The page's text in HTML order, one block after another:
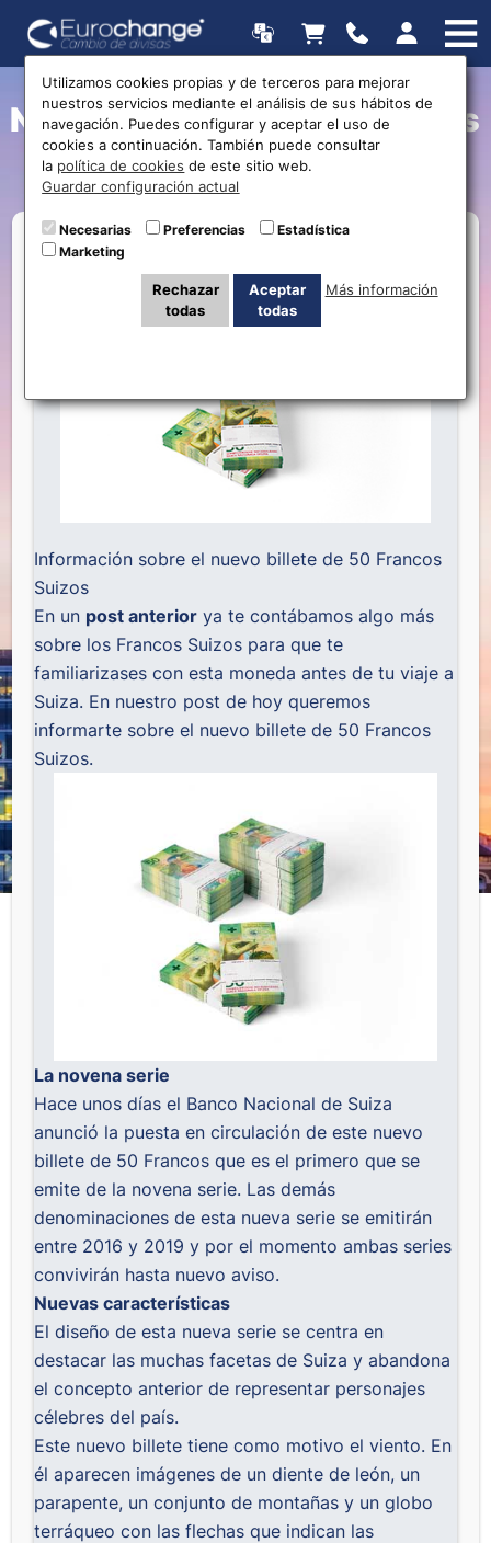
Nuevo billete de 50 Francos
Suizos
Información sobre el nuevo billete de 50 Francos
Suizos
En un post anterior ya te contábamos algo más
sobre los Francos Suizos para que te
familiarizases con esta moneda antes de tu viaje a
Suiza. En nuestro post de hoy queremos
informarte sobre el nuevo billete de 50 Francos
Suizos.
La novena serie
Hace unos días el Banco Nacional de Suiza
anunció la puesta en circulación de este nuevo
billete de 50 Francos que es el primero que se
emite de la novena serie. Las demás
denominaciones de esta nueva serie se emitirán
entre 2016 y 2019 y por el momento ambas series
convivirán hasta nuevo aviso.
Nuevas características
El diseño de esta nueva serie se centra en
destacar las muchas facetas de Suiza y abandona
el concepto anterior de representar personajes
célebres del país.
Este nuevo billete tiene como motivo el viento. En
él aparecen imágenes de un diente de león, un
parapente, un conjunto de montañas y un globo
terráqueo con las flechas que indican las
Utilizamos cookies propias y de terceros para mejorar
nuestros servicios mediante el análisis de sus hábitos de
navegación. Puedes configurar y aceptar el uso de
cookies a continuación. También puede consultar
la política de cookies de este sitio web.
Guardar configuración actual
Necesarias Preferencias
Estadística
Marketing
Rechazar
todas
Aceptar
todas
Más información